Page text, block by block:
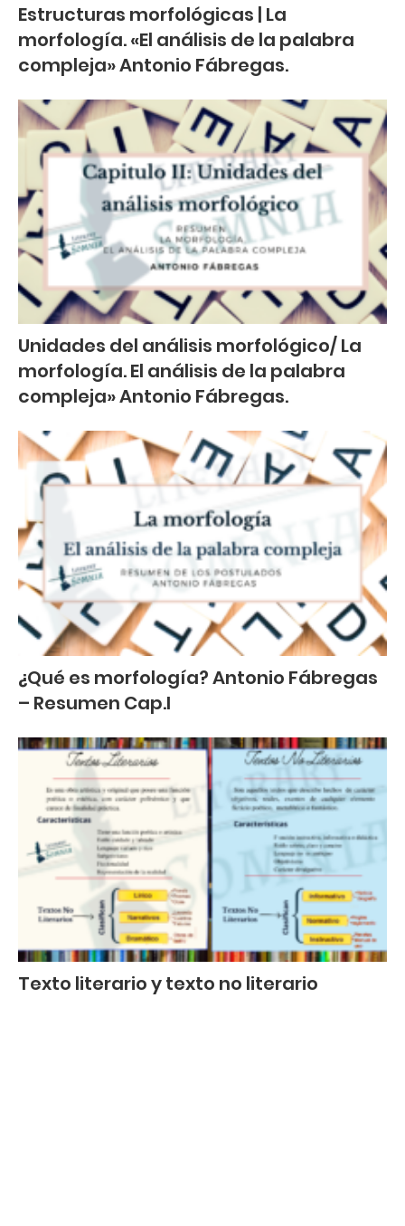
Estructuras morfológicas | La
morfología. «El análisis de la palabra
compleja» Antonio Fábregas.
Unidades del análisis morfológico/ La
morfología. El análisis de la palabra
compleja» Antonio Fábregas.
¿Qué es morfología? Antonio Fábregas
– Resumen Cap.I
Texto literario y texto no literario